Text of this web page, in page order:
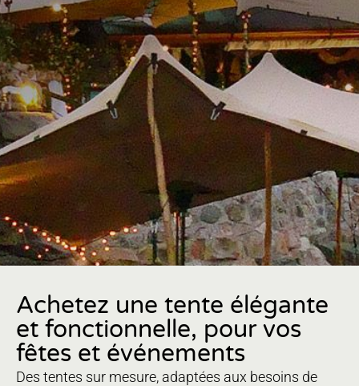
Achetez une tente élégante
et fonctionnelle, pour vos
fêtes et événements
Des tentes sur mesure, adaptées aux besoins de